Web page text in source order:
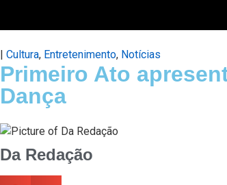
Cultura, Entretenimento, Notícias
Primeiro Ato
Dança
Da Redação